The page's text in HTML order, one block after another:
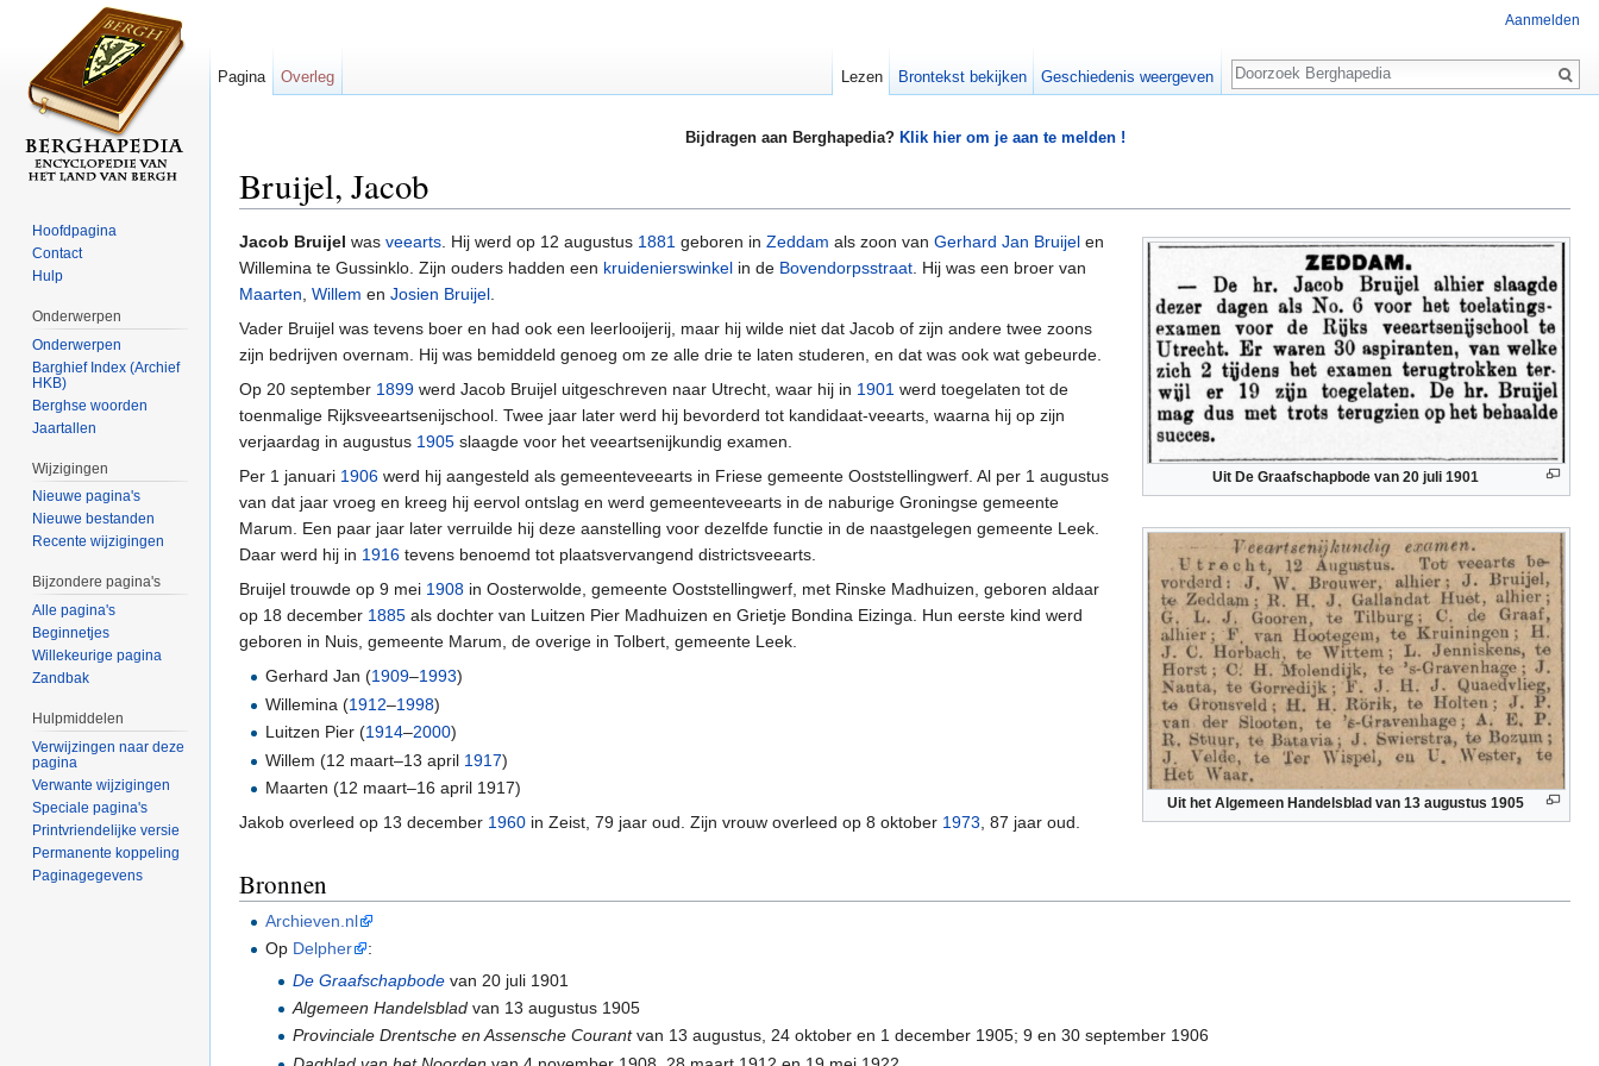
Bijdragen aan Berghapedia? Klik hier om je aan te melden !
Bruijel, Jacob
Uit De Graafschapbode van 20 juli 1901
Uit het Algemeen Handelsblad van 13 augustus 1905
Jacob Bruijel was veearts. Hij werd op 12 augustus 1881 geboren in Zeddam als zoon van Gerhard Jan Bruijel en
Willemina te Gussinklo. Zijn ouders hadden een kruidenierswinkel in de Bovendorpsstraat. Hij was een broer van
Maarten, Willem en Josien Bruijel.
Vader Bruijel was tevens boer en had ook een leerlooijerij, maar hij wilde niet dat Jacob of zijn andere twee zoons
zijn bedrijven overnam. Hij was bemiddeld genoeg om ze alle drie te laten studeren, en dat was ook wat gebeurde.
Op 20 september 1899 werd Jacob Bruijel uitgeschreven naar Utrecht, waar hij in 1901 werd toegelaten tot de
toenmalige Rijksveeartsenijschool. Twee jaar later werd hij bevorderd tot kandidaat-veearts, waarna hij op zijn
verjaardag in augustus 1905 slaagde voor het veeartsenijkundig examen.
Per 1 januari 1906 werd hij aangesteld als gemeenteveearts in Friese gemeente Ooststellingwerf. Al per 1 augustus
van dat jaar vroeg en kreeg hij eervol ontslag en werd gemeenteveearts in de naburige Groningse gemeente
Marum. Een paar jaar later verruilde hij deze aanstelling voor dezelfde functie in de naastgelegen gemeente Leek.
Daar werd hij in 1916 tevens benoemd tot plaatsvervangend districtsveearts.
Bruijel trouwde op 9 mei 1908 in Oosterwolde, gemeente Ooststellingwerf, met Rinske Madhuizen, geboren aldaar
op 18 december 1885 als dochter van Luitzen Pier Madhuizen en Grietje Bondina Eizinga. Hun eerste kind werd
geboren in Nuis, gemeente Marum, de overige in Tolbert, gemeente Leek.
Gerhard Jan (1909–1993)
Willemina (1912–1998)
Luitzen Pier (1914–2000)
Willem (12 maart–13 april 1917)
Maarten (12 maart–16 april 1917)
Jakob overleed op 13 december 1960 in Zeist, 79 jaar oud. Zijn vrouw overleed op 8 oktober 1973 , 87 jaar oud.
Bronnen
Archieven.nl
Op Delpher
:
De Graafschapbodevan 20 juli 1901
Algemeen Handelsbladvan 13 augustus 1905
Provinciale Drentsche en Assensche Courantvan 13 augustus, 24 oktober en 1 december 1905; 9 en 30 september 1906
Aanmelden
Pagina Overleg Lezen Brontekst bekijken Geschiedenis weergeven
Zoeken
Hoofdpagina
Contact
Hulp
Onderwerpen
Onderwerpen
Barghief Index (Archief
HKB)
Berghse woorden
Jaartallen
Wijzigingen
Nieuwe pagina's
Nieuwe bestanden
Recente wijzigingen
Bijzondere pagina's
Alle pagina's
Beginnetjes
Willekeurige pagina
Zandbak
Hulpmiddelen
Verwijzingen naar deze
pagina
Verwante wijzigingen
Speciale pagina's
Printvriendelijke versie
Permanente koppeling
Paginagegevens